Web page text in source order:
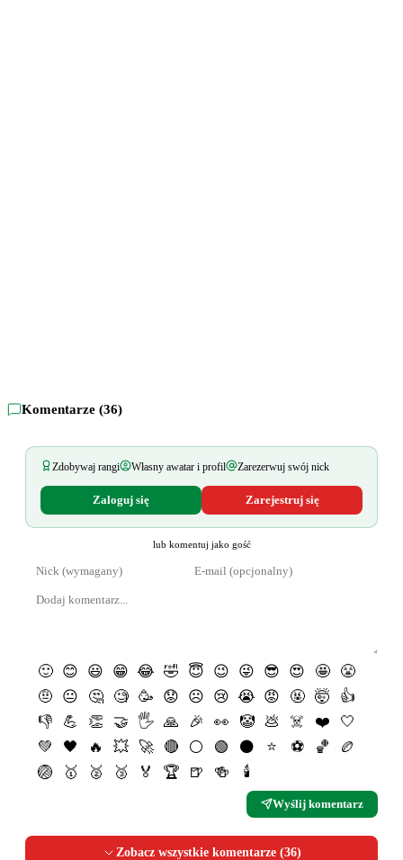
Komentarze (36)
Zdobywaj rangi Własny awatar i profil Zarezerwuj swój nick
Zaloguj się Zarejestruj się
lub komentuj jako gość
🙂 😊 😃 😁 😂 🤣 😇 😉 😜 😎 😍 🤩
😤
🤨
😐 🤔 🧐 🥳 😟 ☹️ 😢 😭 😡 🤬 🤯
👍
👎
💪 👏 🤝 🖐 🙏 🎉 👀 🤡 💩 ☠️ ❤️
🤍
💚
🖤 🔥 💥 🚀 🔴 ⚪️ 🟢 ⚫️ ⭐️ ⚽️ 🏀
🏉
🏐
🥇 🥈 🥉 🏅 🏆 🍺 🍻 🕯
Wyślij komentarz
Zobacz wszystkie komentarze (36)